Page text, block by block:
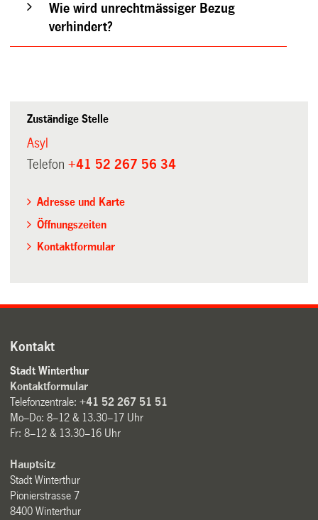
Wie wird unrechtmässiger Bezug
verhindert?
Zuständige Stelle
Asyl
Telefon+41 52 267 56 34
Adresse und Karte
Öffnungszeiten
Kontaktformular
Kontakt
Stadt Winterthur
Kontaktformular
Telefonzentrale:+41 52 267 51 51
Mo–Do: 8–12 & 13.30–17 Uhr
Fr: 8–12 & 13.30–16 Uhr
Hauptsitz
Stadt Winterthur
Pionierstrasse 7
8400 Winterthur